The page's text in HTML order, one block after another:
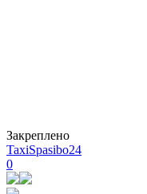
Закреплено
TaxiSpasibo24
0